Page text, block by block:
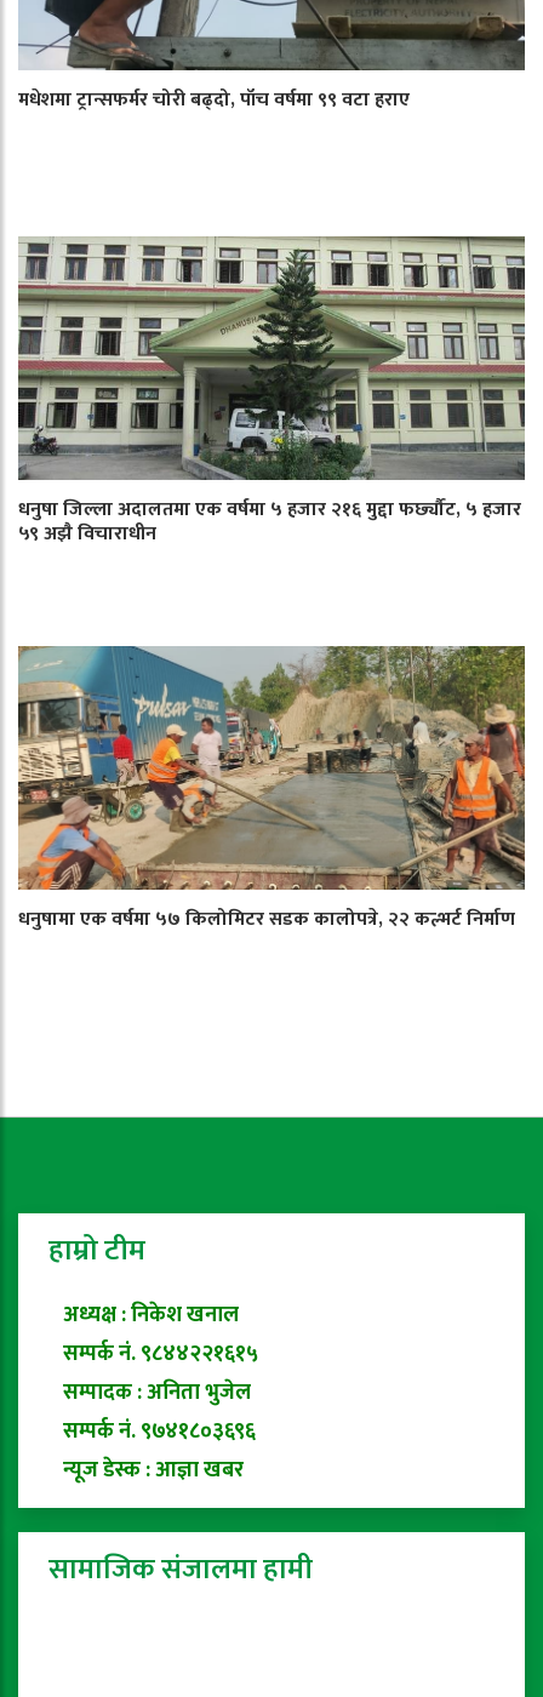
मधेशमा ट्रान्सफर्मर चोरी बढ्दो, पाँच वर्षमा ९९ वटा हराए
धनुषा जिल्ला अदालतमा एक वर्षमा ५ हजार २१६ मुद्दा फर्छ्यौट, ५ हजार
५९ अझै विचाराधीन
धनुषामा एक वर्षमा ५७ किलोमिटर सडक कालोपत्रे, २२ कल्भर्ट निर्माण
हाम्रो टीम
अध्यक्ष : निकेश खनाल
सम्पर्क नं. ९८४४२२१६१५
सम्पादक : अनिता भुजेल
सम्पर्क नं. ९७४१८०३६९६
न्यूज डेस्क : आज्ञा खबर
सामाजिक संजालमा हामी